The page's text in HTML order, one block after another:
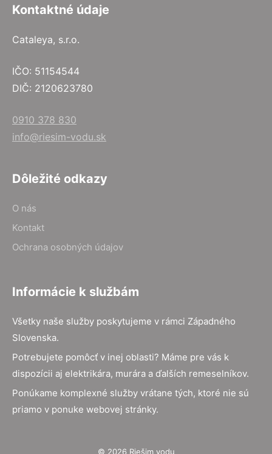
Kontaktné údaje
Cataleya, s.r.o.
IČO: 51154544
DIČ: 2120623780
0910 378 830
info@riesim-vodu.sk
Dôležité odkazy
O nás
Kontakt
Ochrana osobných údajov
Informácie k službám
Všetky naše služby poskytujeme v rámci Západného
Slovenska.
Potrebujete pomôcť v inej oblasti? Máme pre vás k
dispozícii aj elektrikára, murára a ďalších remeselníkov.
Ponúkame komplexné služby vrátane tých, ktoré nie sú
priamo v ponuke webovej stránky.
© 2026 Riešim vodu